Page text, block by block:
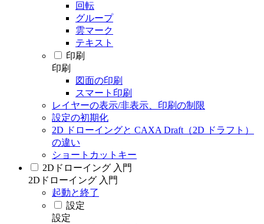
回転
グループ
雲マーク
テキスト
印刷
印刷
図面の印刷
スマート印刷
レイヤーの表示/非表示、印刷の制限
設定の初期化
2D ドローイングと CAXA Draft（2D ドラフト）
の違い
ショートカットキー
2Dドローイング 入門
2Dドローイング 入門
起動と終了
設定
設定